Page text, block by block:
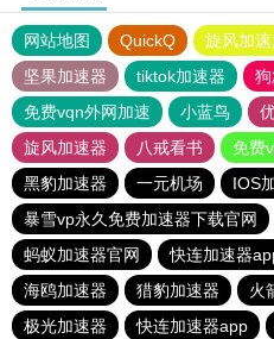
网站地图 QuickQ 旋风加
坚果加速器
tiktok加速器
免费vqn外网加速
小蓝鸟
旋风加速器
八戒看书
免费
黑豹加速器
一元机场 IOS
暴雪vp永久免费加速器下载官网
蚂蚁加速器官网
快连加速器
海鸥加速器
猎豹加速器 火
极光加速器
快连加速器app